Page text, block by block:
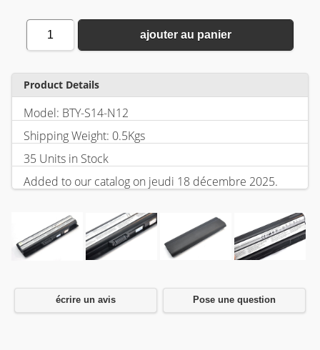
1 ajouter au panier
Product Details
Model: BTY-S14-N12
Shipping Weight: 0.5Kgs
35 Units in Stock
Added to our catalog on jeudi 18 décembre 2025.
écrire un avis Pose une question